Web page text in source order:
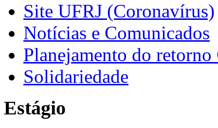
Site UFRJ (Coronavírus)
Notícias e Comunicados
Planejamento do retorno
Solidariedade
Estágio